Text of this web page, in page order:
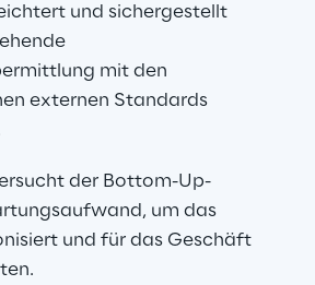
und sichergestellt
mit den
externen Standards
der Bottom-Up-
um das
und für das Geschäft